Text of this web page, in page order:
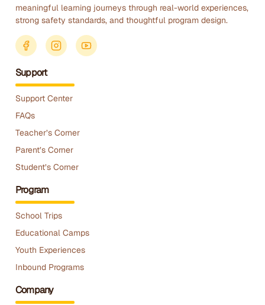
meaningful learning journeys through real-world experiences,
strong safety standards, and thoughtful program design.
Support
Support Center
FAQs
Teacher’s Corner
Parent’s Corner
Student’s Corner
Program
School Trips
Educational Camps
Youth Experiences
Inbound Programs
Company